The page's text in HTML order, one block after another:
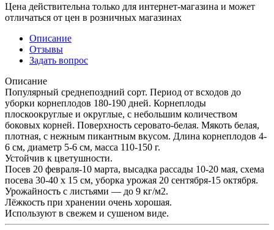
Цена действительна только для интернет-магазина и может
отличаться от цен в розничных магазинах
Описание
Отзывы
Задать вопрос
Описание
Популярный среднепоздний сорт. Период от всходов до
уборки корнеплодов 180-190 дней. Корнеплоды
плоскоокруглые и округлые, с небольшим количеством
боковых корней. Поверхность серовато-белая. Мякоть белая,
плотная, с нежным пикантным вкусом. Длина корнеплодов 4-
6 см, диаметр 5-6 см, масса 110-150 г.
Устойчив к цветушности.
Посев 20 февраля-10 марта, высадка рассады 10-20 мая, схема
посева 30-40 х 15 см, уборка урожая 20 сентября-15 октября.
Урожайность с листьями — до 9 кг/м2.
Лёжкость при хранении очень хорошая.
Используют в свежем и сушеном виде.